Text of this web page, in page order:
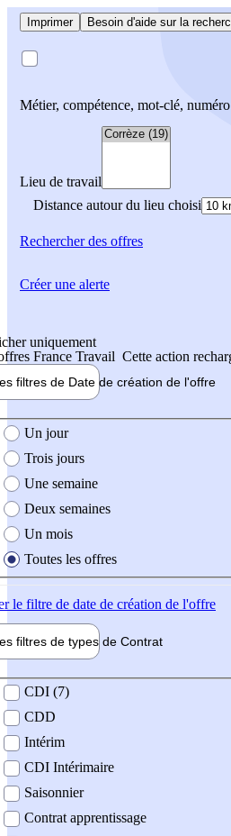
Imprimer Besoin d'aide sur la
Métier, compétence, mot-clé,
Lieu de travail
Distance autour du lieu choisi
Rechercherdes offres
uniquement
France Travail Cette action
filtres de Date de création de l'offre
création de l'offre
Un jour
Trois jours
Une semaine
Deux semaines
Un mois
Toutes les offres
le filtre de date de création de l'offre
filtres de types de Contrat
contrat
CDI (7)
CDD
Intérim
CDI Intérimaire
Saisonnier
Contrat apprentissage
Créer une alerte